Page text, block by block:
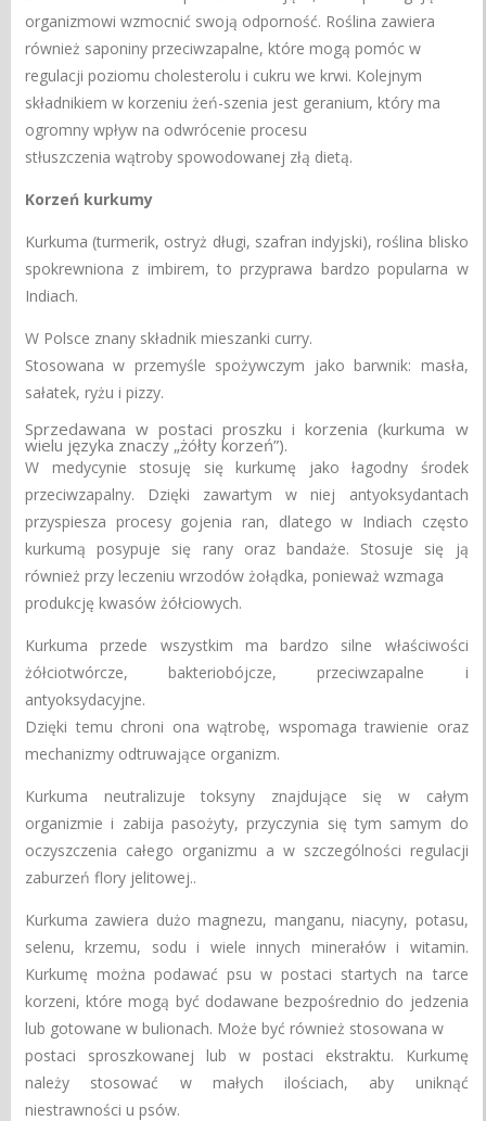
organizmowi wzmocnić swoją odporność. Roślina zawiera
również saponiny przeciwzapalne, które mogą pomóc w
regulacji poziomu cholesterolu i cukru we krwi. Kolejnym
składnikiem w korzeniu żeń-szenia jest geranium, który ma
ogromny wpływ na odwrócenie procesu
stłuszczenia wątroby spowodowanej złą dietą.
Korzeń kurkumy
Kurkuma (turmerik, ostryż długi, szafran indyjski), roślina blisko
spokrewniona z imbirem, to przyprawa bardzo popularna w
Indiach.
W Polsce znany składnik mieszanki curry.
Stosowana w przemyśle spożywczym jako barwnik: masła,
sałatek, ryżu i pizzy.
Sprzedawana w postaci proszku i korzenia (kurkuma w
wielu języka znaczy „żółty korzeń”).
W medycynie stosuję się kurkumę jako łagodny środek
przeciwzapalny. Dzięki zawartym w niej antyoksydantach
przyspiesza procesy gojenia ran, dlatego w Indiach często
kurkumą posypuje się rany oraz bandaże. Stosuje się ją
również przy leczeniu wrzodów żołądka, ponieważ wzmaga
produkcję kwasów żółciowych.
Kurkuma przede wszystkim ma bardzo silne właściwości
żółciotwórcze, bakteriobójcze, przeciwzapalne i
antyoksydacyjne.
Dzięki temu chroni ona wątrobę, wspomaga trawienie oraz
mechanizmy odtruwające organizm.
Kurkuma neutralizuje toksyny znajdujące się w całym
organizmie i zabija pasożyty, przyczynia się tym samym do
oczyszczenia całego organizmu a w szczególności regulacji
zaburzeń flory jelitowej..
Kurkuma zawiera dużo magnezu, manganu, niacyny, potasu,
selenu, krzemu, sodu i wiele innych minerałów i witamin.
Kurkumę można podawać psu w postaci startych na tarce
korzeni, które mogą być dodawane bezpośrednio do jedzenia
lub gotowane w bulionach. Może być również stosowana w
postaci sproszkowanej lub w postaci ekstraktu. Kurkumę
należy stosować w małych ilościach, aby uniknąć
niestrawności u psów.